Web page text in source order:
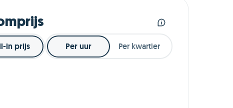
in prijs Per uur Per kwartier